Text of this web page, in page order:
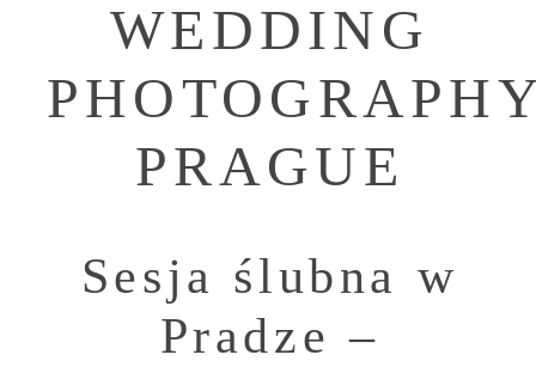
WEDDING
PRAGUE
Sesja ślubna w
Pradze –